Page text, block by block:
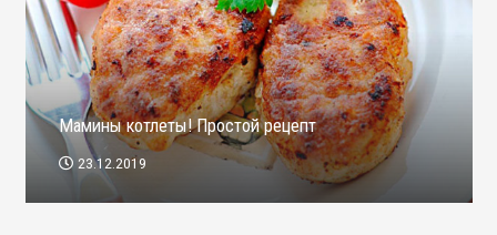
Мамины котлеты! Простой рецепт
23.12.2019